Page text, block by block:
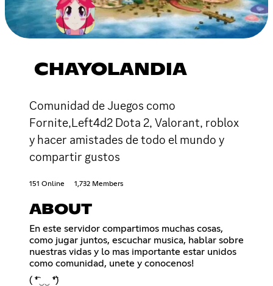
CHAYOLANDIA
Comunidad de Juegos como
Fornite,Left4d2 Dota 2, Valorant, roblox
y hacer amistades de todo el mundo y
compartir gustos
151 Online 1,732 Members
ABOUT
En este servidor compartimos muchas cosas,
como jugar juntos, escuchar musica, hablar sobre
nuestras vidas y lo mas importante estar unidos
como comunidad, unete y conocenos!
( ͡❛ ‿‿ ͡❛)